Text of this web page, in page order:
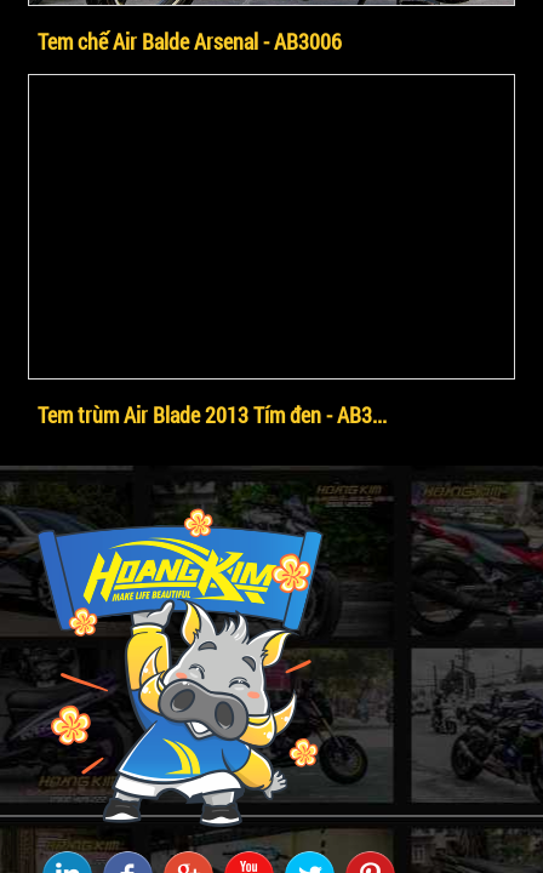
Tem chế Air Balde Arsenal - AB3006
Tem trùm Air Blade 2013 Tím đen - AB3...